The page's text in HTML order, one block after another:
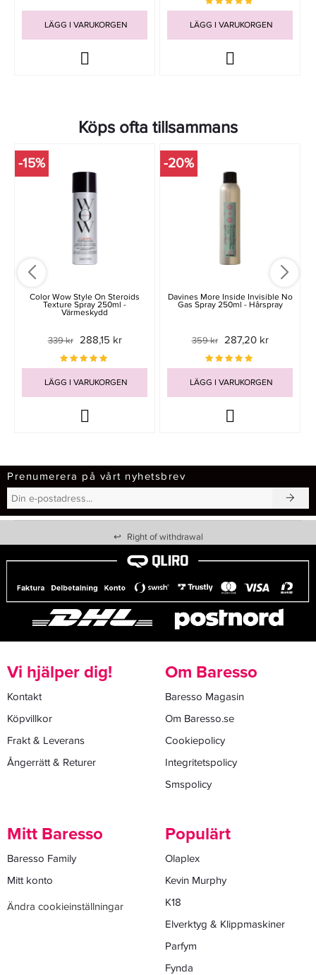
LÄGG I VARUKORGEN LÄGG I VARUKORGEN
Köps ofta tillsammans
-15%
Color Wow Style On Steroids
Texture Spray 250ml -
Värmeskydd
339 kr 288,15 kr
LÄGG I VARUKORGEN
-20%
Davines More Inside Invisible No
Gas Spray 250ml - Hårspray
359 kr 287,20 kr
LÄGG I VARUKORGEN
Prenumerera på vårt nyhetsbrev
↩ Right of withdrawal
Vi hjälper dig!
Kontakt
Köpvillkor
Frakt & Leverans
Ångerrätt & Returer
Om Baresso
Baresso Magasin
Om Baresso.se
Cookiepolicy
Integritetspolicy
Smspolicy
Mitt Baresso
Baresso Family
Mitt konto
Ändra cookieinställningar
Populärt
Olaplex
Kevin Murphy
K18
Elverktyg & Klippmaskiner
Parfym
Fynda